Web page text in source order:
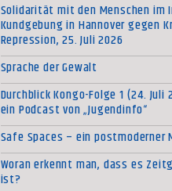
Solidarität mit den Menschen im
Kundgebung in Hannover gegen
Repression, 25. Juli 2026
Sprache der Gewalt
Durchblick Kongo-Folge 1 (24. Juli
ein Podcast von „Jugendinfo“
Safe Spaces – ein postmoderner
Woran erkennt man, dass es
ist?